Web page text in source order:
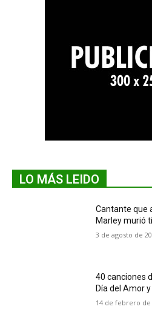
LO MÁS LEIDO
Cantante que
Marley murió
3 de agosto de
40 canciones
Día del Amor
14 de febrero de